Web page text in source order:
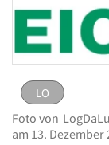
Logo
LO
eingestellt von
LO
Foto von
am 13. Dezember